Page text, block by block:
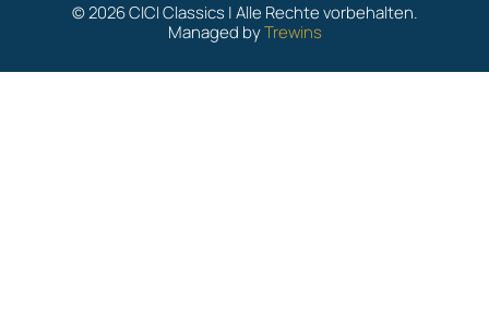
© 2026 CICI Classics | Alle Rechte vorbehalten.
Managed byTrewins